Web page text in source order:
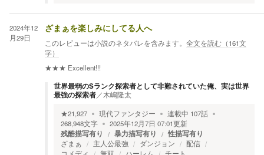
2024年12
月29日
ざまぁを楽しみにしてる人へ
このレビューは小説のネタバレを含みます。 全文を読む（161文
字）
★★★ Excellent!!!
世界最弱のSランク探索者として非難されていた俺、実は世界
最強の探索者／木嶋隆太
★21,927 現代ファンタジー 連載中 107話
268,948文字 2025年12月7日 07:01更新
残酷描写有り 暴力描写有り 性描写有り
ざまぁ 主人公最強 ダンジョン
配信